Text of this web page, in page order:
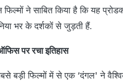
फिल्मों ने साबित किया है कि यह
भर के दर्शकों से जुड़ती हैं.
पर रचा इतिहास
बड़ी फिल्मों में से एक ‘दंगल' ने